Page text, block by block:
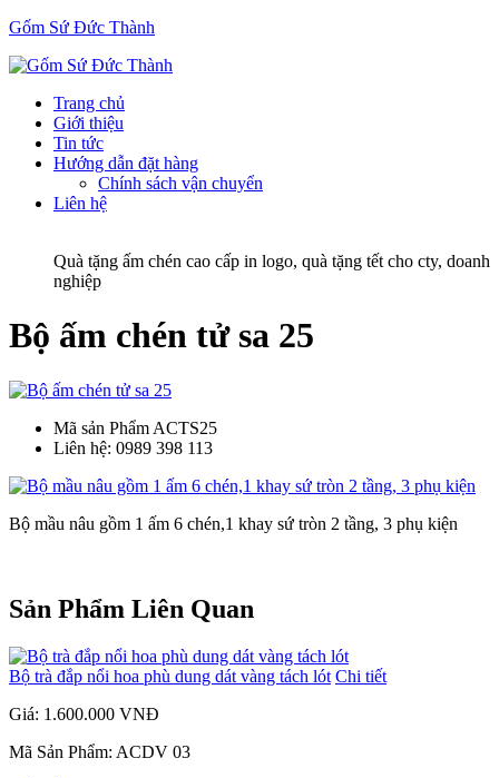
Gốm Sứ Đức Thành
Trang chủ
Giới thiệu
Tin tức
Hướng dẫn đặt hàng
Chính sách vận chuyển
Liên hệ
Quà tặng ấm chén cao cấp in logo, quà tặng tết cho cty, doanh
nghiệp
Bộ ấm chén tử sa 25
Mã sản Phẩm ACTS25
Liên hệ: 0989 398 113
Bộ mầu nâu gồm 1 ấm 6 chén,1 khay sứ tròn 2 tầng, 3 phụ kiện
Sản Phẩm Liên Quan
Bộ trà đắp nổi hoa phù dung dát vàng tách lót Chi tiết
Giá: 1.600.000 VNĐ
Mã Sản Phẩm: ACDV 03